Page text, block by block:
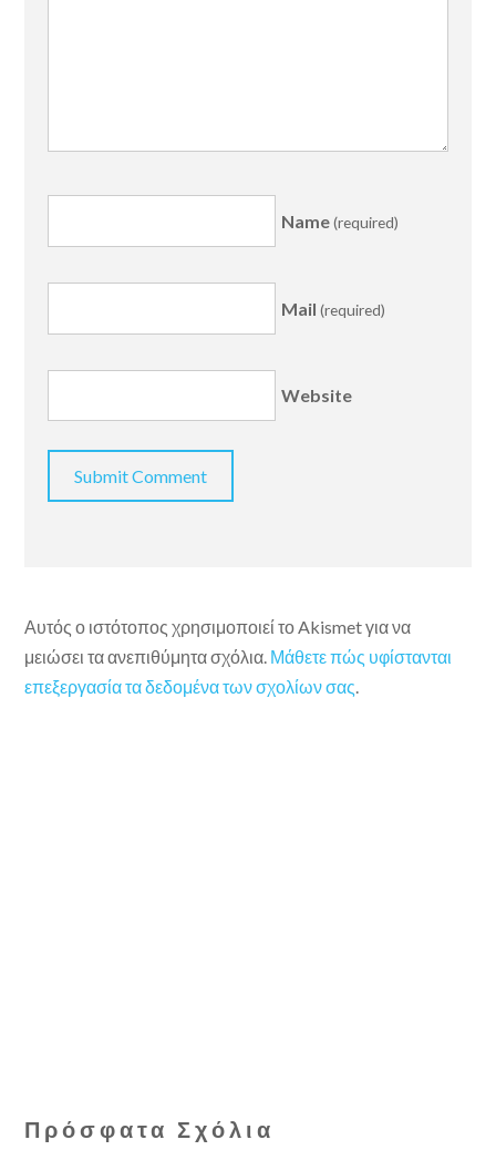
Name(required)
Mail (required)
Website
Αυτός ο ιστότοπος χρησιμοποιεί το Akismet για να
μειώσει τα ανεπιθύμητα σχόλια. Μάθετε πώς υφίστανται
επεξεργασία τα δεδομένα των σχολίων σας.
Πρόσφατα Σχόλια